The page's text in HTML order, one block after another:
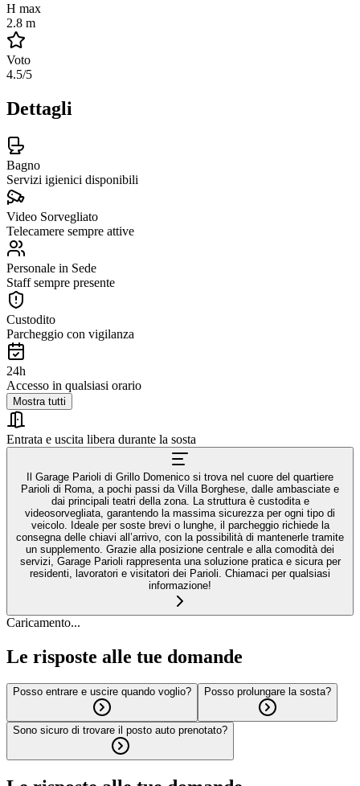
H max
2.8 m
Voto
4.5/5
Dettagli
Bagno
Servizi igienici disponibili
Video Sorvegliato
Telecamere sempre attive
Personale in Sede
Staff sempre presente
Custodito
Parcheggio con vigilanza
24h
Accesso in qualsiasi orario
Mostra tutti
Entrata e uscita libera durante la sosta
Il Garage Parioli di Grillo Domenico si trova nel cuore del quartiere
Parioli di Roma, a pochi passi da Villa Borghese, dalle ambasciate e
dai principali teatri della zona. La struttura è custodita e
videosorvegliata, garantendo la massima sicurezza per ogni tipo di
veicolo. Ideale per soste brevi o lunghe, il parcheggio richiede la
consegna delle chiavi all’arrivo, con la possibilità di mantenerle tramite
un supplemento. Grazie alla posizione centrale e alla comodità dei
servizi, Garage Parioli rappresenta una soluzione pratica e sicura per
residenti, lavoratori e visitatori dei Parioli. Chiamaci per qualsiasi
informazione!
Caricamento...
Le risposte alle tue domande
Posso entrare e uscire quando voglio? Posso prolungare la sosta?
Sono sicuro di trovare il posto auto prenotato?